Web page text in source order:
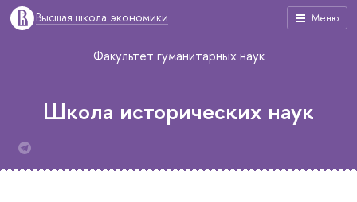
Меню
Высшая школа экономики
Факультет гуманитарных наук
Школа исторических наук